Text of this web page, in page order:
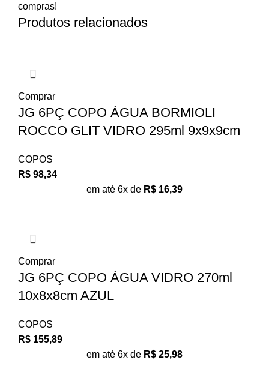
compras!
Produtos relacionados
Comprar
JG 6PÇ COPO ÁGUA BORMIOLI
ROCCO GLIT VIDRO 295ml 9x9x9cm
COPOS
R$ 98,34
em até 6x de R$ 16,39
Comprar
JG 6PÇ COPO ÁGUA VIDRO 270ml
10x8x8cm AZUL
COPOS
R$ 155,89
em até 6x de R$ 25,98